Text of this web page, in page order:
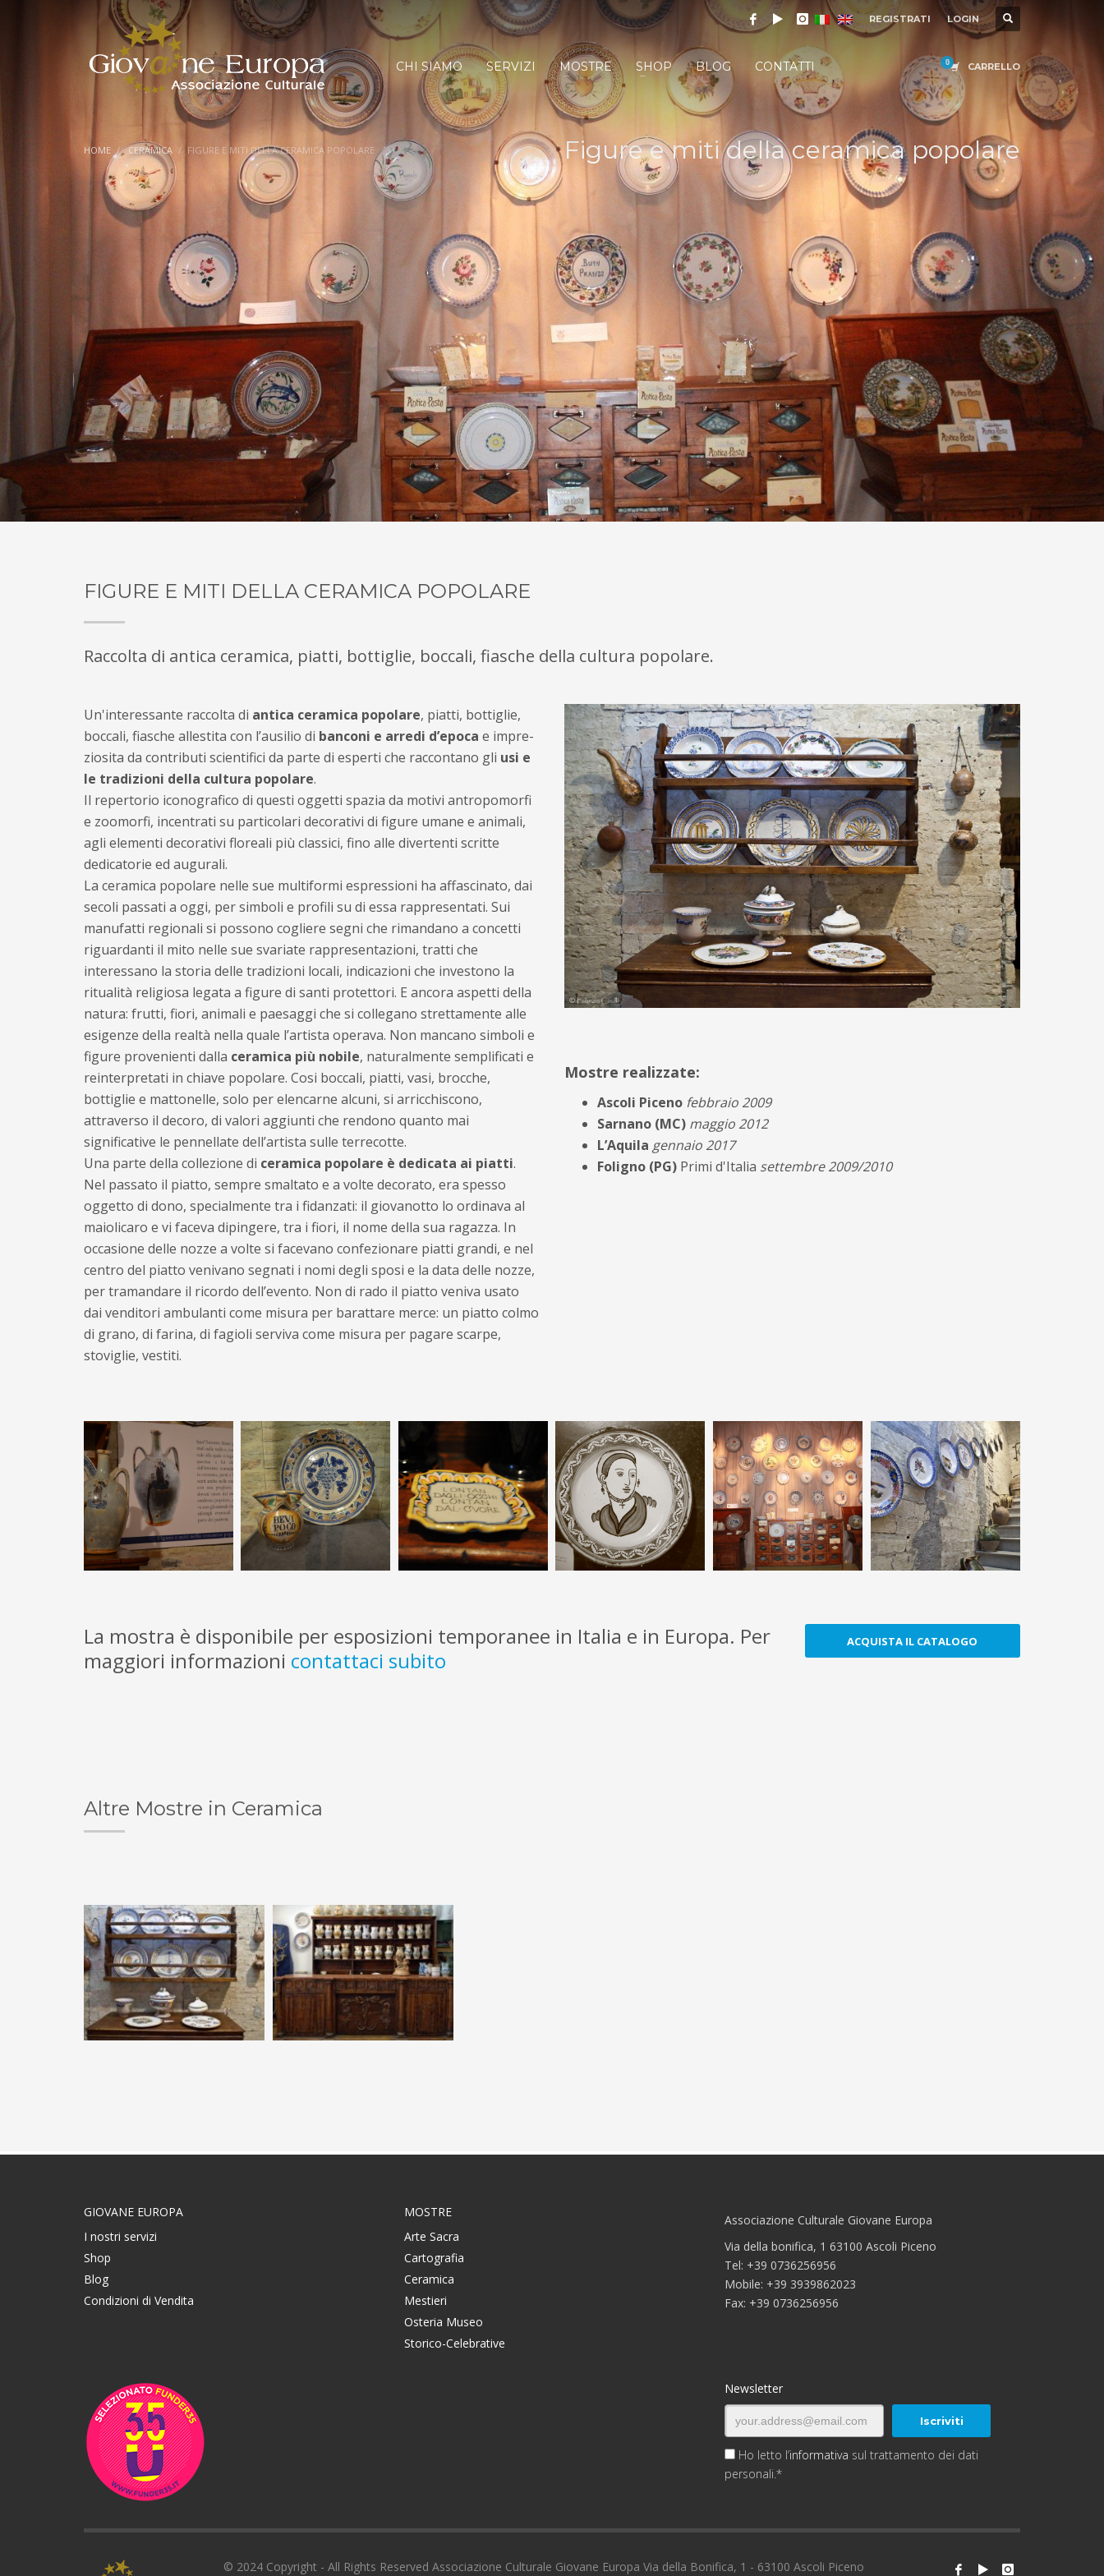
REGISTRATI LOGIN
CHI SIAMO SERVIZI MOSTRE SHOP BLOG CONTATTI CARRELLO
HOME CERAMICA FIGURE E MITI DELLA CERAMICA POPOLARE Figure e miti della ceramica popolare
FIGURE E MITI DELLA CERAMICA POPOLARE
Raccolta di antica ceramica, piatti, bottiglie, bocca­li, fiasche della cultura popolare.
Un'interessante raccolta di antica ceramica popolare, piatti, bottiglie,
bocca­li, fiasche allestita con l’ausilio di banconi e arredi d’epoca e impre­
ziosita da contributi scientifici da parte di esperti che raccontano gli usi e
le tradizioni della cultura popolare.
Il repertorio icono­grafico di questi oggetti spazia da motivi antropomorfi
e zoomorfi, incentrati su particolari decorativi di figure umane e animali,
agli elementi decorativi floreali più classici, fino alle divertenti scritte
dedicatorie ed augurali.
La ceramica popolare nelle sue multiformi espressioni ha affascinato, dai
secoli passati a oggi, per simboli e profili su di essa rappresentati. Sui
manufatti regionali si possono cogliere segni che rimandano a concetti
riguardanti il mito nelle sue svariate rappresentazioni, tratti che
interessano la storia delle tradizioni locali, indicazioni che investono la
ritualità religiosa legata a figure di santi protettori. E ancora aspetti della
natura: frutti, fiori, animali e paesaggi che si collegano strettamente alle
esigenze della realtà nella quale l’artista ope­rava. Non mancano simboli e
figure provenienti dalla ceramica più nobile, naturalmente semplificati e
reinterpretati in chiave popolare. Cosi boccali, piatti, vasi, brocche,
bottiglie e mattonelle, solo per elencarne alcuni, si arricchiscono,
attraverso il decoro, di valori aggiunti che rendono quanto mai
significative le pennellate dell’artista sulle terrecotte.
Una parte della collezione di ceramica popolare è dedicata ai piatti.
Nel passato il piatto, sempre smaltato e a volte decorato, era spesso
oggetto di dono, specialmente tra i fidanzati: il giovanotto lo ordinava al
maiolicaro e vi faceva dipingere, tra i fiori, il nome della sua ragazza. In
occasione delle nozze a volte si facevano confezionare piatti grandi, e nel
centro del piatto venivano segnati i nomi degli sposi e la data delle nozze,
per tramandare il ricordo dell’evento. Non di rado il piatto veniva usato
dai venditori ambulanti come misura per barattare merce: un piatto colmo
di grano, di farina, di fagioli serviva come misura per pagare scarpe,
stoviglie, vestiti.
Mostre realizzate:
Ascoli Piceno febbraio 2009
Sarnano (MC) maggio 2012
L’Aquila gennaio 2017
Foligno (PG) Primi d'Italia settembre 2009/2010
La mostra è disponibile per esposizioni temporanee in Italia e in Europa. Per
maggiori informazioni contattaci subito
ACQUISTA IL CATALOGO
Altre Mostre in Ceramica
GIOVANE EUROPA
I nostri servizi
Shop
Blog
Condizioni di Vendita
MOSTRE
Arte Sacra
Cartografia
Ceramica
Mestieri
Osteria Museo
Storico-Celebrative
Associazione Culturale Giovane Europa
Via della bonifica, 1 63100 Ascoli Piceno
Tel: +39 0736256956
Mobile: +39 3939862023
Fax: +39 0736256956
Newsletter
Ho letto l’informativa sul trattamento dei dati
personali.*
© 2024 Copyright - All Rights Reserved Associazione Culturale Giovane Europa Via della Bonifica, 1 - 63100 Ascoli Piceno